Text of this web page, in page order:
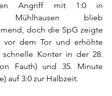
Angriff mit 1:0 in
Mühlhausen blieb
doch die SpG zeigte
vor dem Tor und erhöhte
schnelle Konter in der 28.
Fauth) und 35. Minute
auf 3:0 zur Halbzeit.